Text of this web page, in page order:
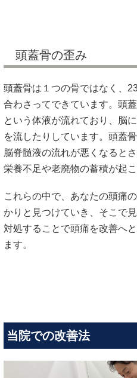
頭蓋骨の歪み
頭蓋骨は１つの骨ではなく、
合わさってできています。頭
という体液が流れており、脳
を流したりしています。頭蓋
脳脊髄液の流れが悪くなると
栄養不足や老廃物の蓄積が起
これらの中で、あなたの頭痛
かりと見つけていき、そこで
対処することで頭痛を改善へ
ます。
当院での改善法